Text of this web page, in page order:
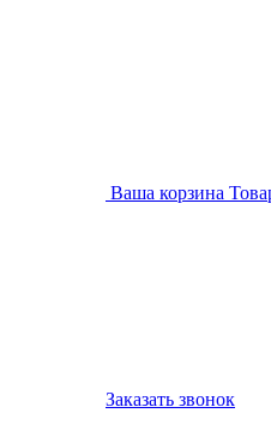
Ваша корзина
Заказать звонок